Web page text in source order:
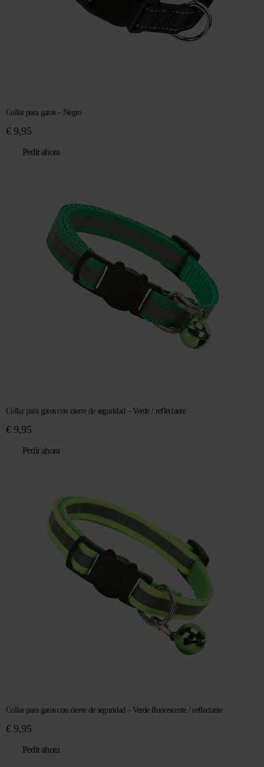
Collar para gatos – Negro
€9,95
Pedir ahora
Collar para gatos con cierre de seguridad – Verde / reflectante
€9,95
Pedir ahora
Collar para gatos con cierre de seguridad – Verde fluorescente / reflectante
€9,95
Pedir ahora